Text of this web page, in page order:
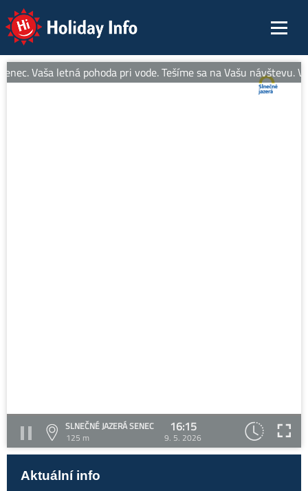
Holiday Info
Vaša letná pohoda pri vode. Tešíme sa na Vašu návštevu.
SLNEČNÉ JAZERÁ SENEC
125 m
16:15
9. 5. 2026
Aktuální info